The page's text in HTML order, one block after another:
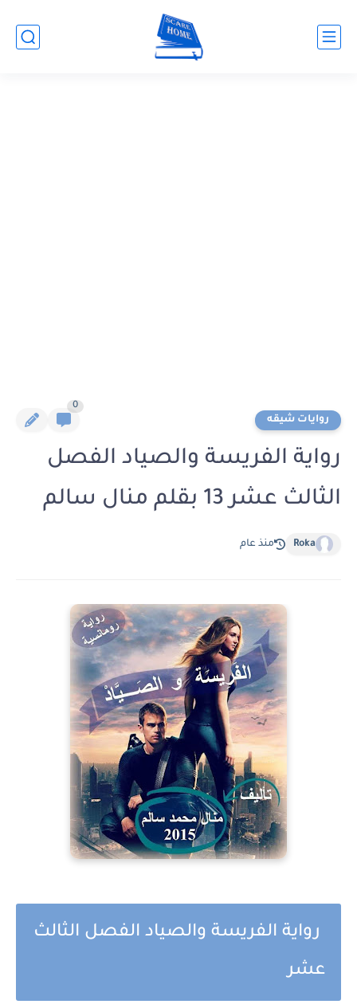
روايات شيقه
0
رواية الفريسة والصياد الفصل
الثالث عشر 13 بقلم منال سالم
Roka منذ عام
رواية الفريسة والصياد الفصل الثالث
عشر